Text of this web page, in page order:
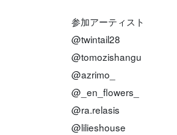
参加アーティスト
@twintail28
@tomozishangu
@azrimo_
@_en_flowers_
@ra.relasis
@lilieshouse